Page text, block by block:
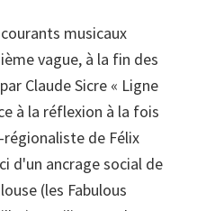
musicaux
vague, à la fin des
Claude Sicre « Ligne
à la réflexion à la fois
de Félix
d'un ancrage social de
(les Fabulous